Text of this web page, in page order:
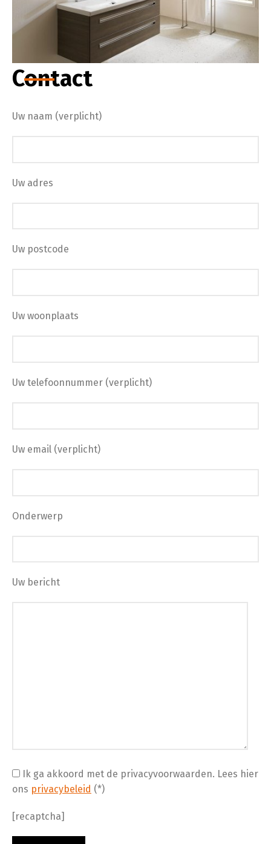
Contact
Uw naam (verplicht)
Uw adres
Uw postcode
Uw woonplaats
Uw telefoonnummer (verplicht)
Uw email (verplicht)
Onderwerp
Uw bericht
Ik ga akkoord met de privacyvoorwaarden. Lees hier
ons privacybeleid (*)
[recaptcha]